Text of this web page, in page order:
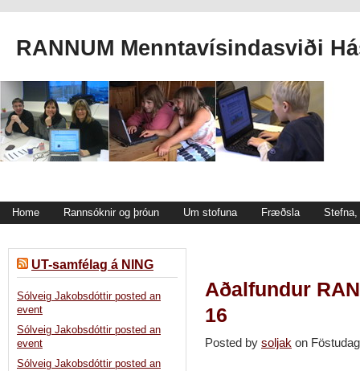
RANNUM Menntavísindasviði
Home Rannsóknir og þróun Um stofuna Fræðsla
Aðalfundur
16
Posted by soljak on
UT-samfélag á NING
Sólveig Jakobsdóttir posted an
event
Sólveig Jakobsdóttir posted an
event
Sólveig Jakobsdóttir posted an